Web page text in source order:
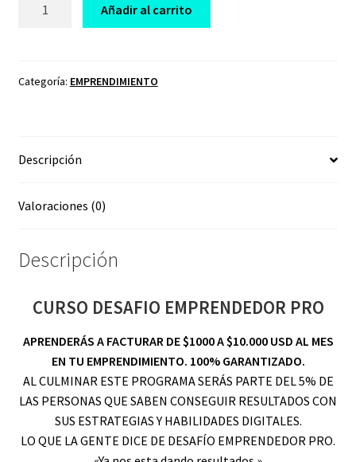
cantidad
Añadir al carrito
Categoría: EMPRENDIMIENTO
Descripción
Valoraciones (0)
Descripción
CURSO DESAFIO EMPRENDEDOR PRO
APRENDERÁS A FACTURAR DE $1000 A $10.000 USD AL MES
EN TU EMPRENDIMIENTO. 100% GARANTIZADO.
AL CULMINAR ESTE PROGRAMA SERÁS PARTE DEL 5% DE
LAS PERSONAS QUE SABEN CONSEGUIR RESULTADOS CON
SUS ESTRATEGIAS Y HABILIDADES DIGITALES.
LO QUE LA GENTE DICE DE DESAFÍO EMPRENDEDOR PRO.